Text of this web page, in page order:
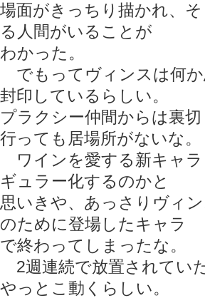
場面がきっちり描かれ、
る人間がいることが
わかった。
でもってヴィンスは何
封印しているらしい。
プラクシー仲間からは裏
行っても居場所がないな。
ワインを愛する新キャ
ギュラー化するのかと
思いきや、あっさりヴィ
のために登場したキャラ
で終わってしまったな。
2週連続で放置されてい
やっとこ動くらしい。